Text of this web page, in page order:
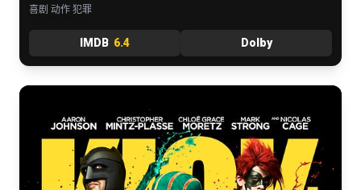
喜剧 动作 犯罪
IMDB 6.4 Dolby